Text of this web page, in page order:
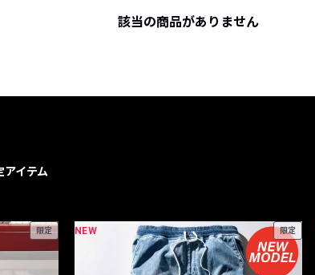
該当の商品がありません
イテム
限定 NEW 限定